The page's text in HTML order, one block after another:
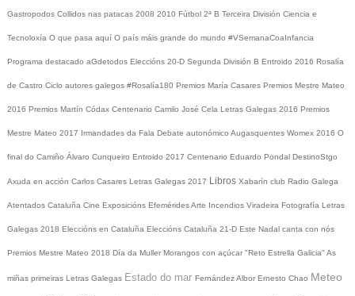
Gastropodos Collidos nas patacas 2008 2010 Fútbol 2ª B Terceira División Ciencia e
Tecnoloxía O que pasa aquí O país máis grande do mundo #VSemanaCoaInfancia
Programa destacado aGdetodos Eleccións 20-D Segunda División B Entroido 2016 Rosalía
de Castro Ciclo autores galegos #Rosalía180 Premios María Casares Premios Mestre Mateo
2016 Premios Martín Códax Centenario Camilo José Cela Letras Galegas 2016 Premios
Mestre Mateo 2017 Irmandades da Fala Debate autonómico Augasquentes Womex 2016 O
final do Camiño Álvaro Cunqueiro Entroido 2017 Centenario Eduardo Pondal DestinoStgo
Axuda en acción Carlos Casares Letras Galegas 2017 Libros Xabarín club Radio Galega
Atentados Cataluña Cine Exposicións EfeméridesArte Incendios Viradeira Fotografía Letras
Galegas 2018 Eleccións en Cataluña Eleccións Cataluña 21-D Este Nadal canta con nós
Premios Mestre Mateo 2018 Día da Muller Morangos con açúcar "Reto Estrella Galicia" As
miñas primeiras Letras Galegas Estado do mar Fernández Albor Ernesto Chao Meteo